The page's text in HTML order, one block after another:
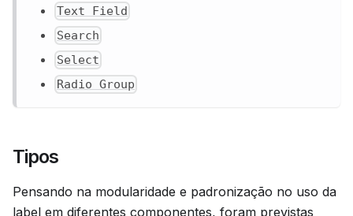
Text Field
Search
Select
Radio Group
Tipos
Pensando na modularidade e padronização no uso da
label em diferentes componentes, foram previstas